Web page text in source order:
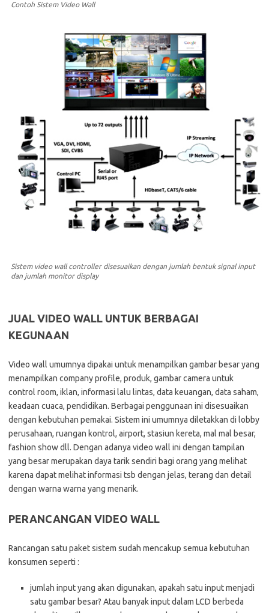
Contoh Sistem Video Wall
Sistem video wall controller disesuaikan dengan jumlah bentuk signal input
dan jumlah monitor display
JUAL VIDEO WALL UNTUK BERBAGAI
KEGUNAAN
Video wall umumnya dipakai untuk menampilkan gambar besar yang
menampilkan company profile, produk, gambar camera untuk
control room, iklan, informasi lalu lintas, data keuangan, data saham,
keadaan cuaca, pendidikan. Berbagai penggunaan ini disesuaikan
dengan kebutuhan pemakai. Sistem ini umumnya diletakkan di lobby
perusahaan, ruangan kontrol, airport, stasiun kereta, mal mal besar,
fashion show dll. Dengan adanya video wall ini dengan tampilan
yang besar merupakan daya tarik sendiri bagi orang yang melihat
karena dapat melihat informasi tsb dengan jelas, terang dan detail
dengan warna warna yang menarik.
PERANCANGAN VIDEO WALL
Rancangan satu paket sistem sudah mencakup semua kebutuhan
konsumen seperti :
jumlah input yang akan digunakan, apakah satu input menjadi
satu gambar besar? Atau banyak input dalam LCD berbeda